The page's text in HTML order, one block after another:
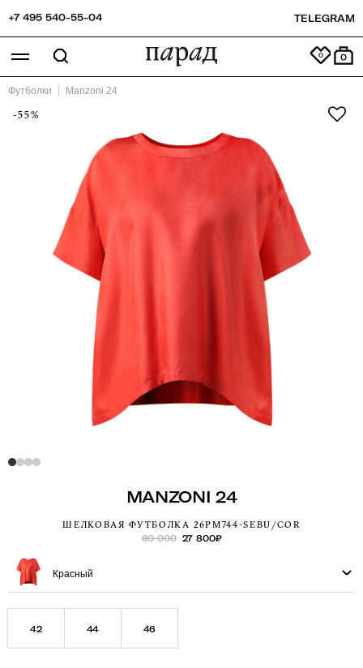
+7 495 540-55-04 TELEGRAM
0
Футболки Manzoni 24
-55%
MANZONI 24
ШЕЛКОВАЯ ФУТБОЛКА 26PM744-SEBU/COR
60 000 27 800₽
Красный
42 44 46